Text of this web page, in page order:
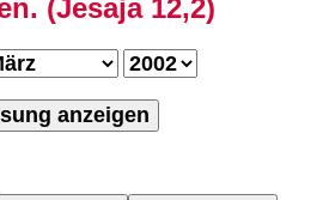
(Jesaja 12,2)
anzeigen